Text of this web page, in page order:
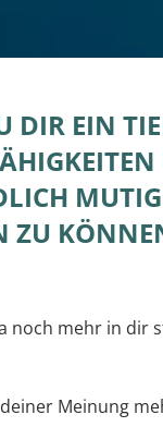
DIR EIN
MUTIG
ZU
noch mehr in dir
Meinung